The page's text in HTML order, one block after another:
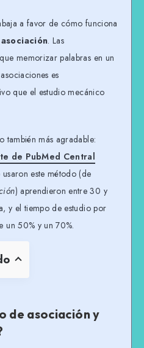
a favor de cómo funciona
. Las
memorizar palabras en un
es
que el estudio mecánico
también más agradable:
de PubMed Central
este método (de
) aprendieron entre 30 y
y el tiempo de estudio por
un 50% y un 70%.
de asociación y